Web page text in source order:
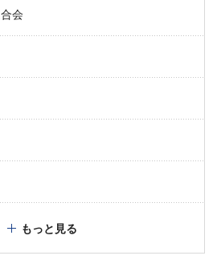
会
もっと見る